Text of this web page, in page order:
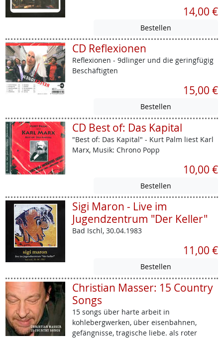
14,00 €
CD Reflexionen
Reflexionen - 9dlinger und die geringfügig
Beschäftigten
15,00 €
CD Best of: Das Kapital
"Best of: Das Kapital" - Kurt Palm liest Karl
Marx, Musik: Chrono Popp
10,00 €
Sigi Maron - Live im
Jugendzentrum "Der Keller"
Bad Ischl, 30.04.1983
11,00 €
Christian Masser: 15 Country
Songs
15 songs über harte arbeit in
kohlebergwerken, über eisenbahnen,
gefängnisse, tragische liebe. als roter